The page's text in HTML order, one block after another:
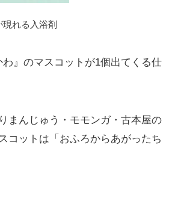
れる入浴剤
』のマスコットが1個出てくる仕
まんじゅう・モモンガ・古本屋の
コットは「おふろからあがったち